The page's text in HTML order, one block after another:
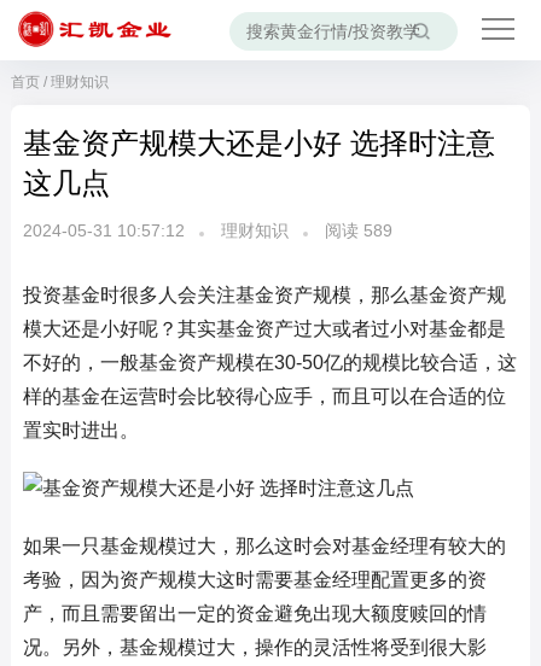
首页/ 理财知识
基金资产规模大还是小好 选择时注意
这几点
2024-05-31 10:57:12 理财知识 阅读 589
投资基金时很多人会关注基金资产规模，那么基金资产规
模大还是小好呢？其实基金资产过大或者过小对基金都是
不好的，一般基金资产规模在30-50亿的规模比较合适，这
样的基金在运营时会比较得心应手，而且可以在合适的位
置实时进出。
如果一只基金规模过大，那么这时会对基金经理有较大的
考验，因为资产规模大这时需要基金经理配置更多的资
产，而且需要留出一定的资金避免出现大额度赎回的情
况。另外，基金规模过大，操作的灵活性将受到很大影